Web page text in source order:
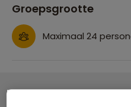
Groepsgrootte
Maximaal 24